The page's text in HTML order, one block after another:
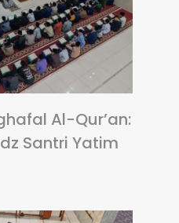
Al-Qur’an:
Santri Yatim